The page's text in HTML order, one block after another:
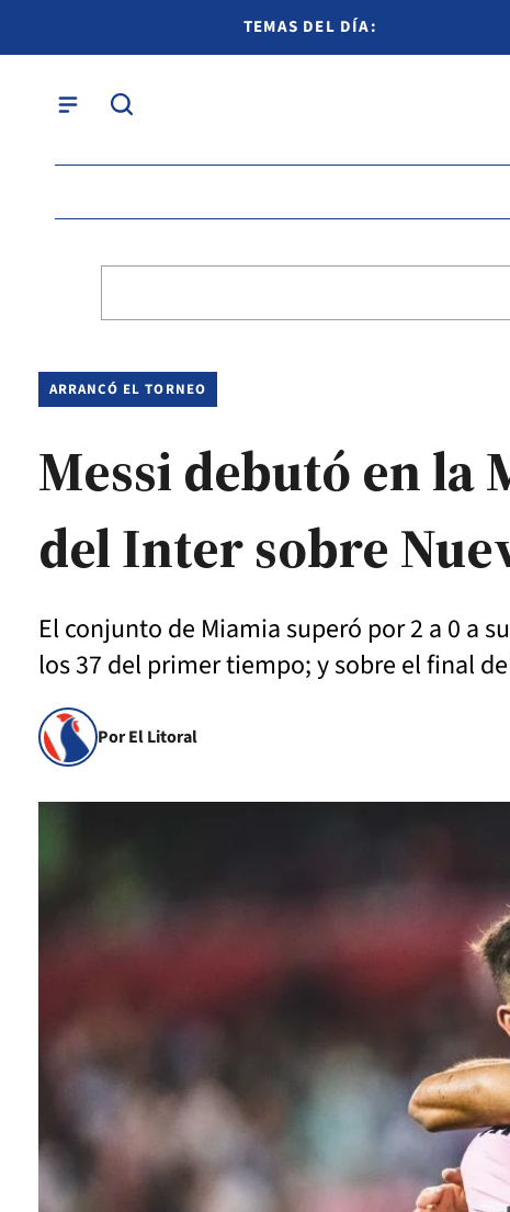
TEMAS DEL DÍA:
ARRANCÓ EL TORNEO
Messi debutó en la
del Inter sobre
El conjunto de Miamia superó por 2 a 0 a
los 37 del primer tiempo; y sobre el final
Por El Litoral